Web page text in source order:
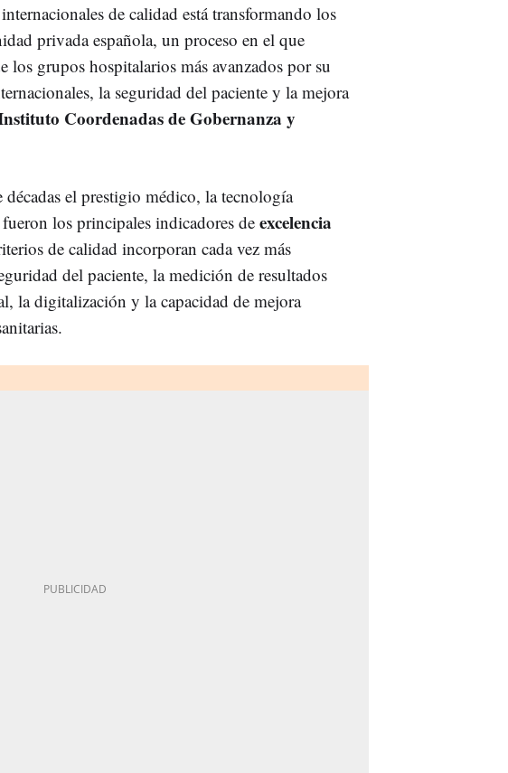
de calidad está transformando los
privada española, un proceso en el que
los grupos hospitalarios más avanzados por su
la seguridad del paciente y la mejora
Coordenadas de Gobernanza y
el prestigio médico, la tecnología
los principales indicadores de excelencia
de calidad incorporan cada vez más
del paciente, la medición de resultados
la digitalización y la capacidad de mejora